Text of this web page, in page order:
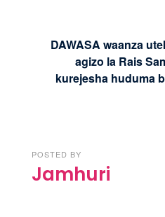
DAWASA waanza
agizo la Rais
kurejesha huduma
POSTED BY
Jamhuri